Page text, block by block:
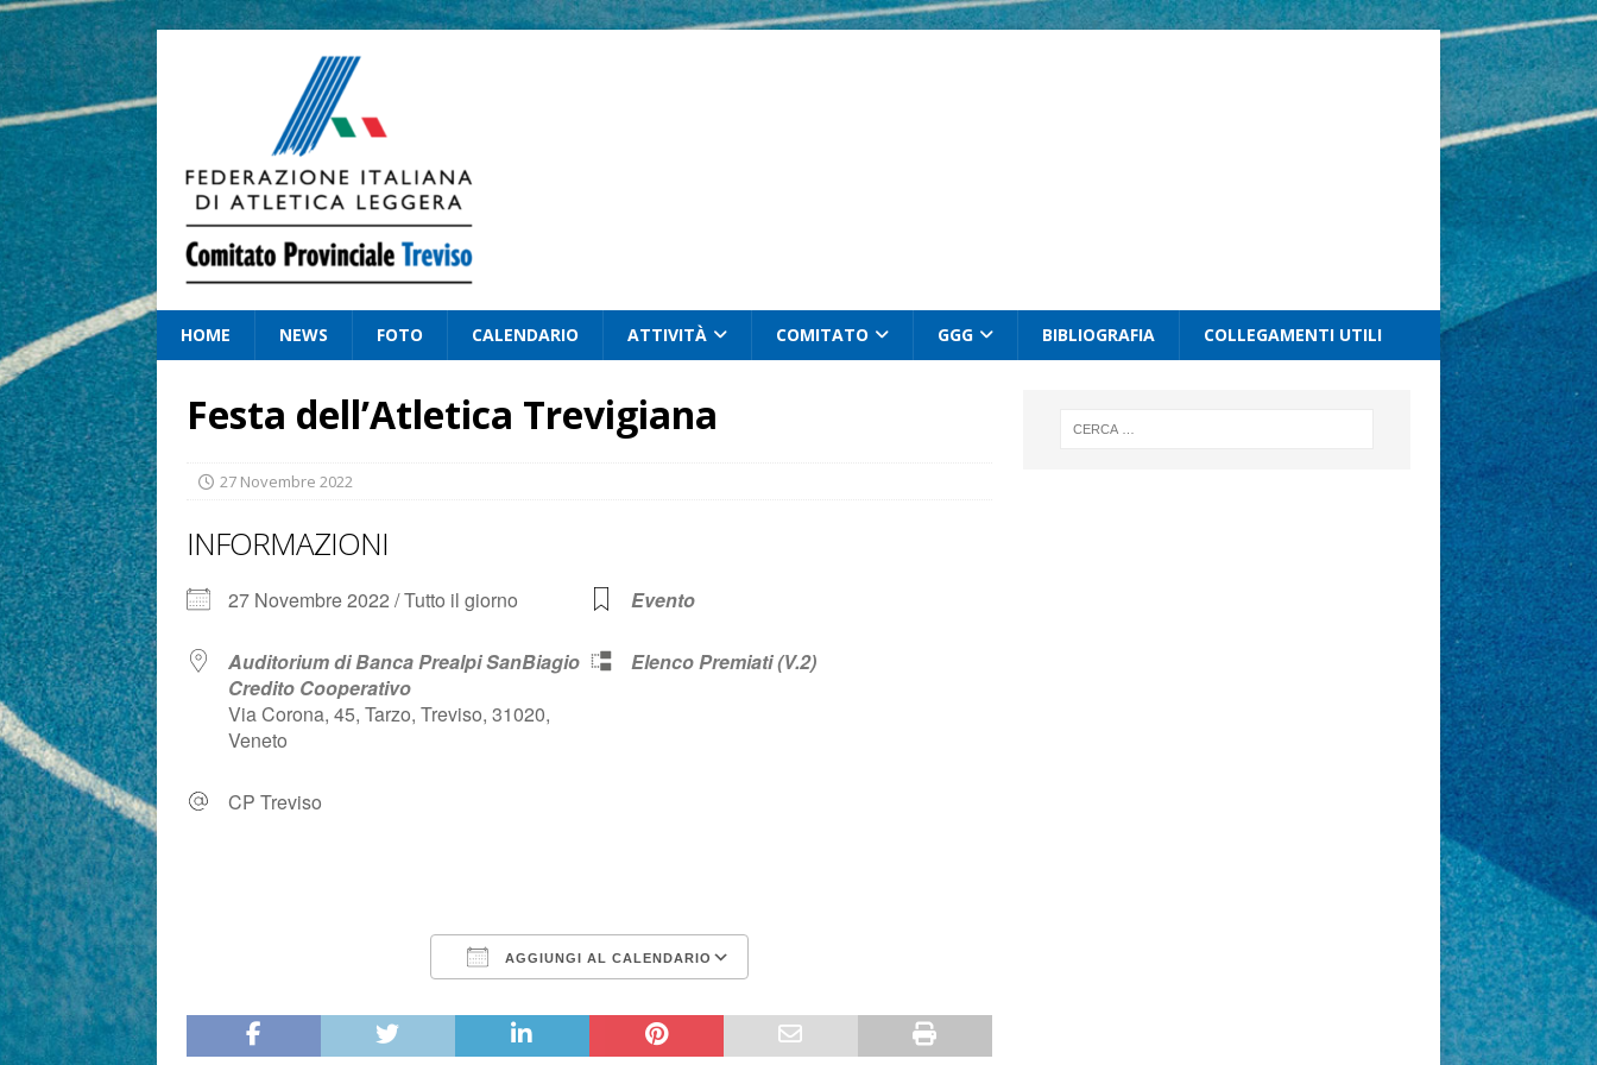
HOME NEWS FOTO CALENDARIO ATTIVITÀ COMITATO GGG BIBLIOGRAFIA COLLEGAMENTI UTILI
Festa dell’Atletica Trevigiana
27 Novembre 2022
INFORMAZIONI
27 Novembre 2022 / Tutto il giorno
Auditorium di Banca Prealpi SanBiagio
Credito Cooperativo
Via Corona, 45, Tarzo, Treviso, 31020,
Veneto
CP Treviso
Evento
Elenco Premiati (V.2)
AGGIUNGI AL CALENDARIO
Download ICS Google Calendar iCalendar Outlook